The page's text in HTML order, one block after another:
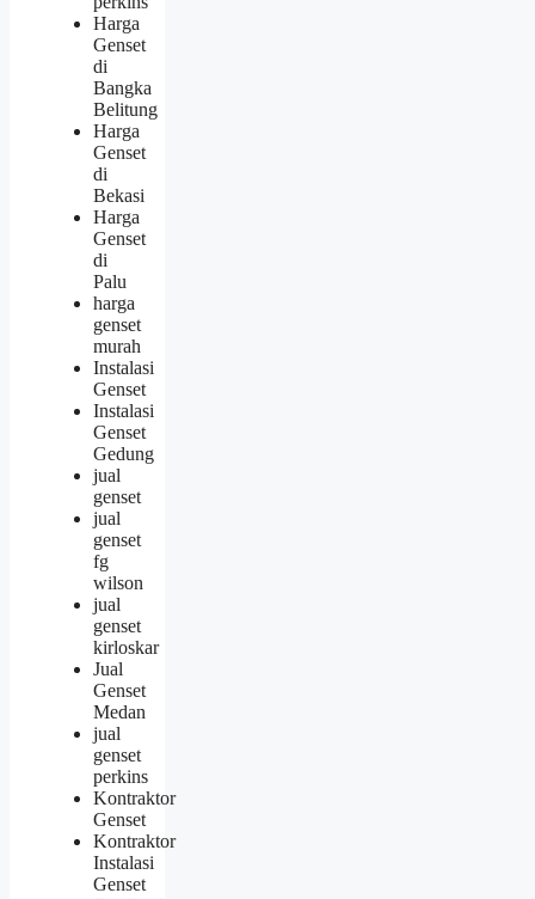
Harga
Genset
di
Bangka
Belitung
Harga
Genset
di
Bekasi
Harga
Genset
di
Palu
harga
genset
murah
Instalasi
Genset
Instalasi
Genset
Gedung
jual
genset
jual
genset
fg
wilson
jual
genset
kirloskar
Jual
Genset
Medan
jual
genset
perkins
Kontraktor
Genset
Kontraktor
Instalasi
Genset